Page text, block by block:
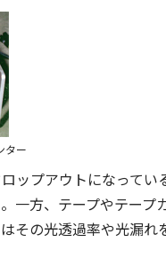
ター
ップアウトになって
一方、テープやテープ
その光透過率や光漏